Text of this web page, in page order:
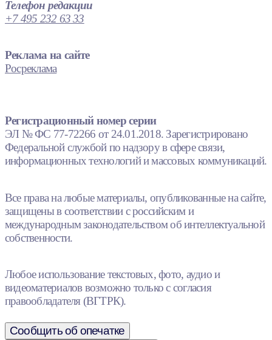
Телефон редакции
+7 495 232 63 33
Реклама на сайте
Росреклама
Регистрационный номер серии
ЭЛ № ФС 77-72266 от 24.01.2018. Зарегистрировано
Федеральной службой по надзору в сфере связи,
информационных технологий и массовых коммуникаций.
Все права на любые материалы, опубликованные на сайте,
защищены в соответствии с российским и
международным законодательством об интеллектуальной
собственности.
Любое использование текстовых, фото, аудио и
видеоматериалов возможно только с согласия
правообладателя (ВГТРК).
Сообщить об опечатке